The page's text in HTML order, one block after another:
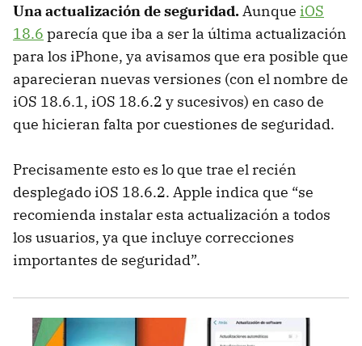
Una actualización de seguridad.Aunque iOS
18.6 parecía que iba a ser la última actualización
para los iPhone, ya avisamos que era posible que
aparecieran nuevas versiones (con el nombre de
iOS 18.6.1, iOS 18.6.2 y sucesivos) en caso de
que hicieran falta por cuestiones de seguridad.
Precisamente esto es lo que trae el recién
desplegado iOS 18.6.2. Apple indica que “se
recomienda instalar esta actualización a todos
los usuarios, ya que incluye correcciones
importantes de seguridad”.